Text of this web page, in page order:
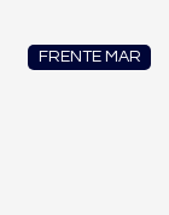
FRENTE MAR